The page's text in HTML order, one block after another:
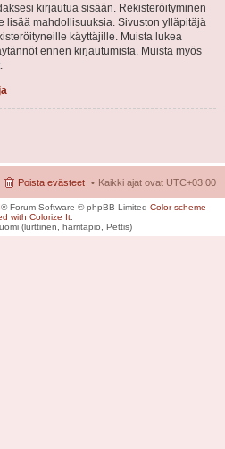
kirjautua sisään. Rekisteröityminen
lisää mahdollisuuksia. Sivuston ylläpitäjä
käyttäjille. Muista lukea
ennen kirjautumista. Muista myös
Kaikki ajat ovat UTC+03:00
Poista evästeet
® Forum Software © phpBB Limited Color scheme
with Colorize It
(lurttinen, harritapio, Pettis)